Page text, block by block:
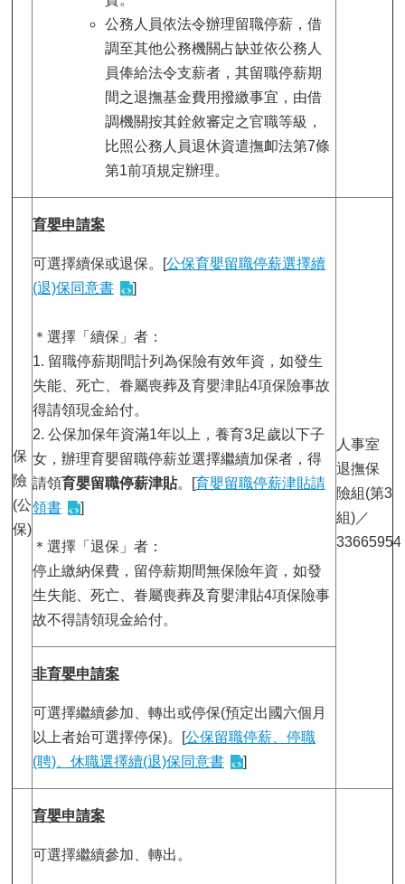
公務人員依法令辦理留職停薪，借
調至其他公務機關占缺並依公務人
員俸給法令支薪者，其留職停薪期
間之退撫基金費用撥繳事宜，由借
調機關按其銓敘審定之官職等級，
比照公務人員退休資遣撫卹法第7條
第1前項規定辦理。
保
險
(公
保)
育嬰申請案
可選擇續保或退保。[公保育嬰留職停薪選擇續
(退)保同意書
]
＊選擇「續保」者：
1. 留職停薪期間計列為保險有效年資，如發生
失能、死亡、眷屬喪葬及育嬰津貼4項保險事故
得請領現金給付。
2. 公保加保年資滿1年以上，養育3足歲以下子
女，辦理育嬰留職停薪並選擇繼續加保者，得
請領育嬰留職停薪津貼。[育嬰留職停薪津貼請
領書
]
＊選擇「退保」者：
停止繳納保費，留停薪期間無保險年資，如發
生失能、死亡、眷屬喪葬及育嬰津貼4項保險事
故不得請領現金給付。
人事室
退撫保
險組(第3
組)／
33665954
非育嬰申請案
可選擇繼續參加、轉出或停保(預定出國六個月
以上者始可選擇停保)。[公保留職停薪、停職
(聘)、休職選擇續(退)保同意書
]
育嬰申請案
可選擇繼續參加、轉出。